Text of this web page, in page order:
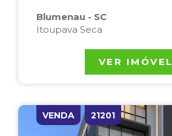
Blumenau - SC
Itoupava Seca
VER IMÓVEL
VENDA 21201